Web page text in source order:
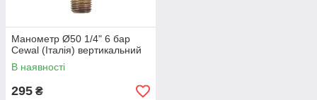
Манометр Ø50 1/4" 6 бар
Cewal (Італія) вертикальний
В наявності
295 ₴